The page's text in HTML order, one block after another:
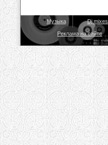
Музыка Dj mixes
Реклама на сайте